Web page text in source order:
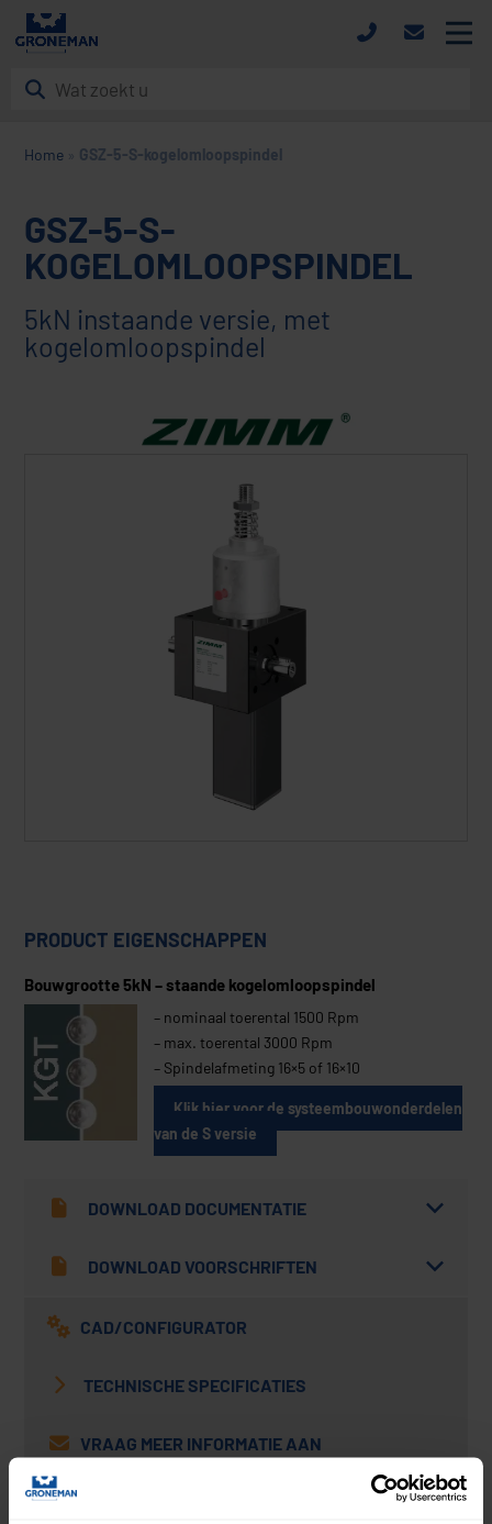
HOME
MERKEN
NIEUWS
Home » GSZ-5-S-kogelomloopspindel
GSZ-5-S-
KOGELOMLOOPSPINDEL
5kN instaande versie, met
kogelomloopspindel
PRODUCT EIGENSCHAPPEN
Bouwgrootte 5kN – staande kogelomloopspindel
– nominaal toerental 1500 Rpm
– max. toerental 3000 Rpm
– Spindelafmeting 16×5 of 16×10
Klik hier voor de systeembouwonderdelen
van de S versie
DOWNLOAD DOCUMENTATIE
DOWNLOAD VOORSCHRIFTEN
CAD/CONFIGURATOR
TECHNISCHE SPECIFICATIES
VRAAG MEER INFORMATIE AAN